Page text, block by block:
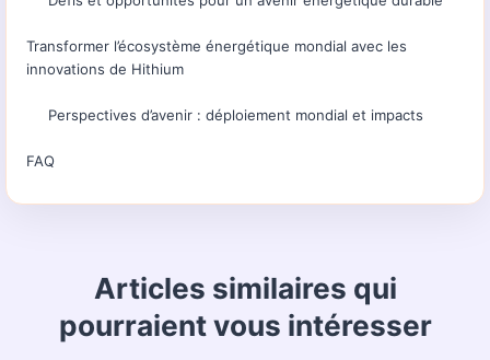
Transformer l’écosystème énergétique mondial avec les
innovations de Hithium
Perspectives d’avenir : déploiement mondial et impacts
FAQ
Articles similaires qui
pourraient vous intéresser